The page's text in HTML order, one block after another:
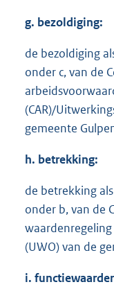
g. bezoldiging:
de bezoldiging
onder c, van de
(CAR)/
gemeente
h. betrekking:
de betrekking
onder b, van de
(UWO) van de
i.